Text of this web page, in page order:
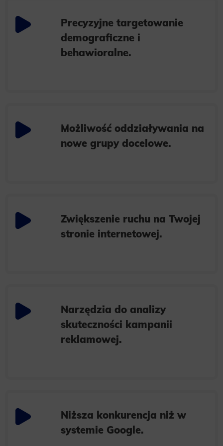
Precyzyjne targetowanie
demograficzne i
behawioralne.
Możliwość oddziaływania na
nowe grupy docelowe.
Zwiększenie ruchu na Twojej
stronie internetowej.
Narzędzia do analizy
skuteczności kampanii
reklamowej.
Niższa konkurencja niż w
systemie Google.